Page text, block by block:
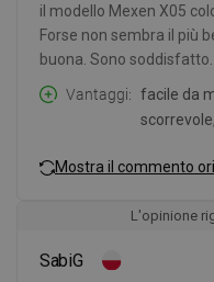
il modello Mexen X05
Forse non sembra il più
buona. Sono soddisfatto.
Vantaggi
facile da
Mostra il commento
L'opinione
SabiG